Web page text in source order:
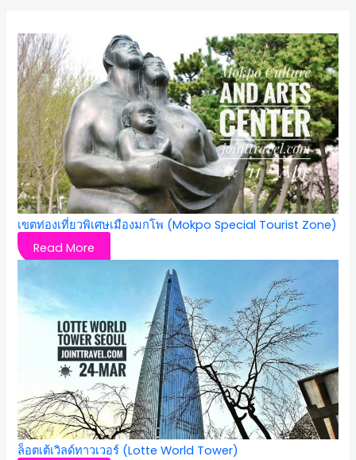
เขตท่องเที่ยวพิเศษเมืองมกโพ (Mokpo Special Tourist Zone)
Read More
ล็อตเต้เวิลด์ทาวเวอร์ (Lotte World Tower)